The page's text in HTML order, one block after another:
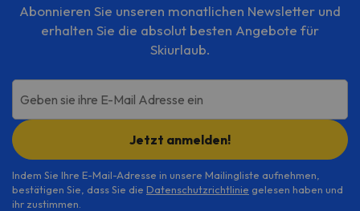
Abonnieren Sie unseren monatlichen Newsletter und
erhalten Sie die absolut besten Angebote für
Skiurlaub.
Geben sie ihre E-Mail Adresse ein
Jetzt anmelden!
Indem Sie Ihre E-Mail-Adresse in unsere Mailingliste aufnehmen,
bestätigen Sie, dass Sie die Datenschutzrichtlinie gelesen haben und
ihr zustimmen.